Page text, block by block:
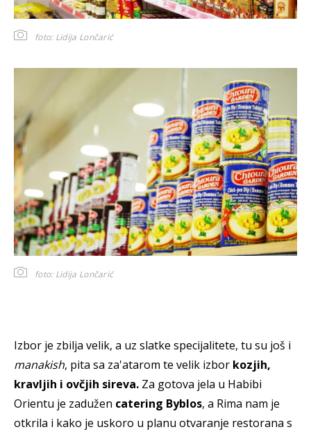
foto: Lidija Lončarić
foto: Lidija Lončarić
Izbor je zbilja velik, a uz slatke specijalitete, tu su još i
manakish, pita sa za'atarom te velik izbor kozjih,
kravljih i ovčjih sireva. Za gotova jela u Habibi
Orientu je zadužen catering Byblos, a Rima nam je
otkrila i kako je uskoro u planu otvaranje restorana s